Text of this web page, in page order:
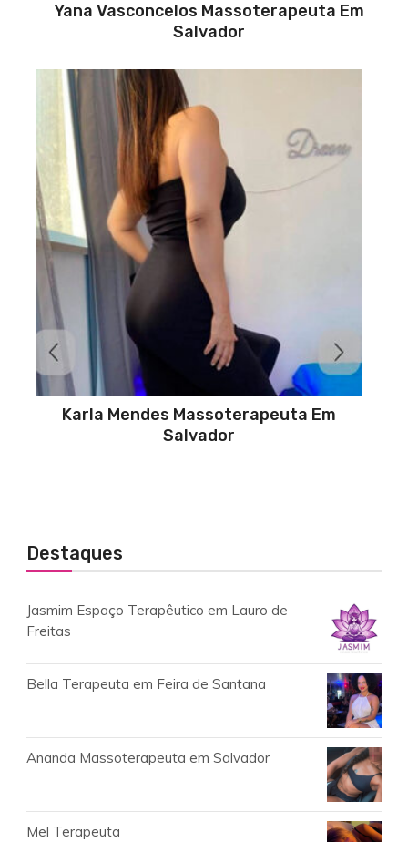
Yana Vasconcelos Massoterapeuta Em
Salvador
Karla Mendes Massoterapeuta Em
Salvador
Destaques
Jasmim Espaço Terapêutico em Lauro de
Freitas
Bella Terapeuta em Feira de Santana
Ananda Massoterapeuta em Salvador
Mel Terapeuta